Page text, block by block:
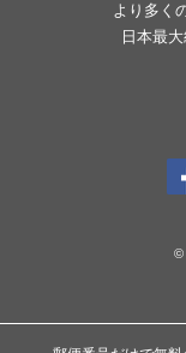
より多く
日本最
©